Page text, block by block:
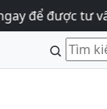
được tư vấn và